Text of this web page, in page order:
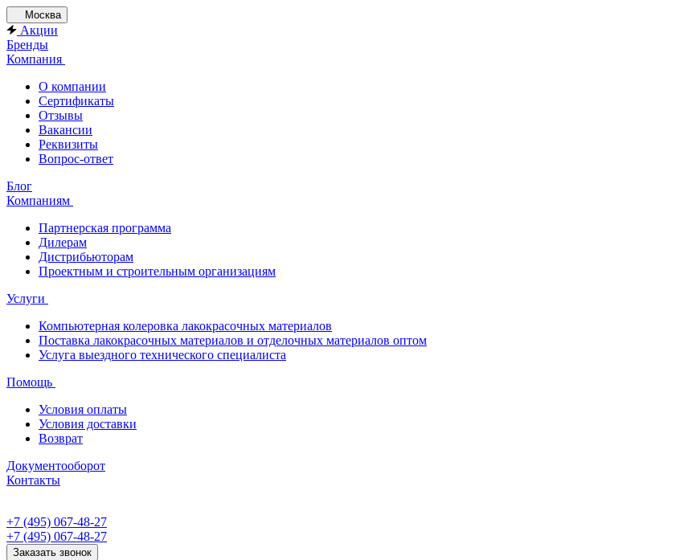
Москва
Акции
Бренды
Компания
О компании
Сертификаты
Отзывы
Вакансии
Реквизиты
Вопрос-ответ
Блог
Компаниям
Партнерская программа
Дилерам
Дистрибьюторам
Проектным и строительным организациям
Услуги
Компьютерная колеровка лакокрасочных материалов
Поставка лакокрасочных материалов и отделочных материалов оптом
Услуга выездного технического специалиста
Помощь
Условия оплаты
Условия доставки
Возврат
Документооборот
Контакты
+7 (495) 067-48-27
+7 (495) 067-48-27
Заказать звонок